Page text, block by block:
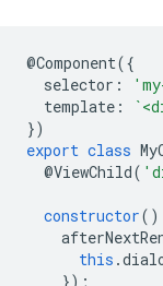
@Component({
selector :
template :
})
export class
@ViewChild(
constructor()
this .
});